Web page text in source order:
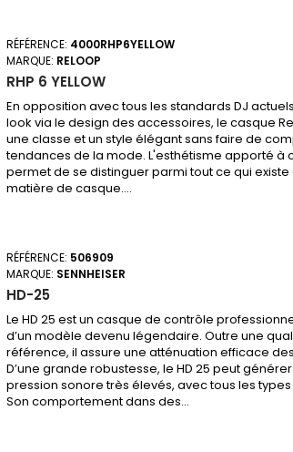
RÉFÉRENCE: 4000RHP6YELLOW
MARQUE: RELOOP
RHP 6 YELLOW
En opposition avec tous les standards DJ
look via le design des accessoires, le casque
une classe et un style élégant sans faire de
tendances de la mode. L'esthétisme apporté à
permet de se distinguer parmi tout ce qui
matière de casque....
RÉFÉRENCE: 506909
MARQUE: SENNHEISER
HD-25
Le HD 25 est un casque de contrôle
d’un modèle devenu légendaire. Outre une
référence, il assure une atténuation efficace
D’une grande robustesse, le HD 25 peut
pression sonore très élevés, avec tous les
Son comportement dans des...